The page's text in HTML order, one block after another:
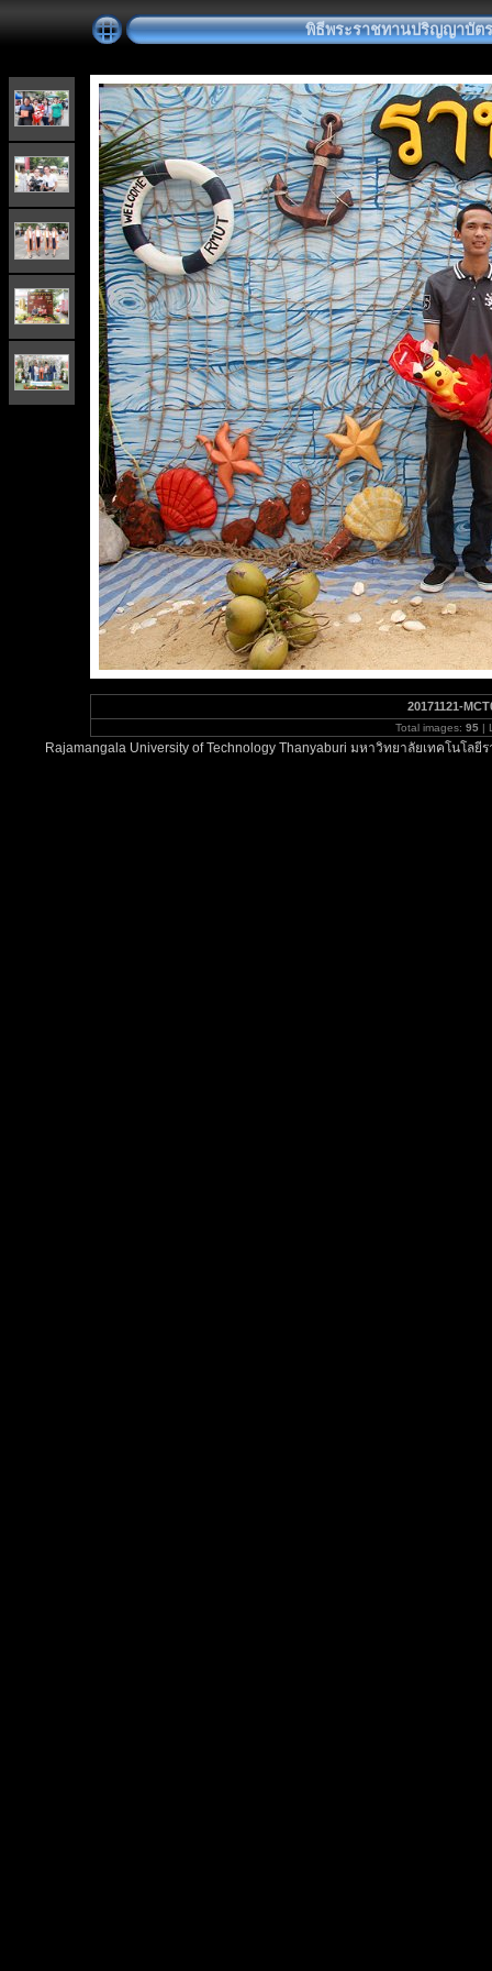
พิธีพระราชทานปริญญาบัต
20171121-
Total images: 95 |
Rajamangala University of Technology Thanyaburi มหาวิทยาลัยเทคโนโ